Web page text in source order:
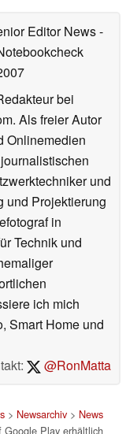
Editor News-
bei
Als freier Autor
Onlinemedien
und
und Projektierung
in
Technik und
ich mich
Smart Home und
@RonMatta
> Newsarchiv> News
Google Play erhältlich